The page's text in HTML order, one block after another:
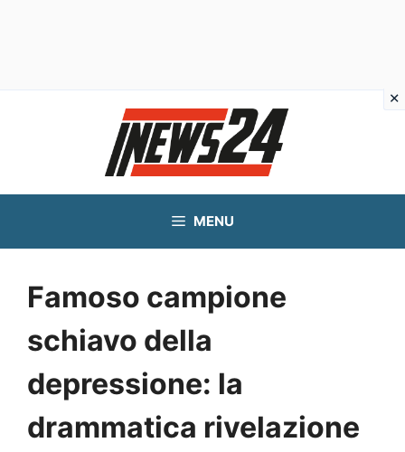
MENU
Famoso campione
schiavo della
depressione: la
drammatica rivelazione